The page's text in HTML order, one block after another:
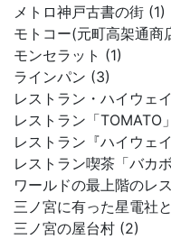
メトロ神戸古書の街 (1)
モトコー(元町高架通商
モンセラット (1)
ラインパン (3)
レストラン・ハイウェ
レストラン「TOMATO
レストラン『ハイウェ
レストラン喫茶「バカ
ワールドの最上階のレ
三ノ宮に有った星電社
三ノ宮の屋台村 (2)